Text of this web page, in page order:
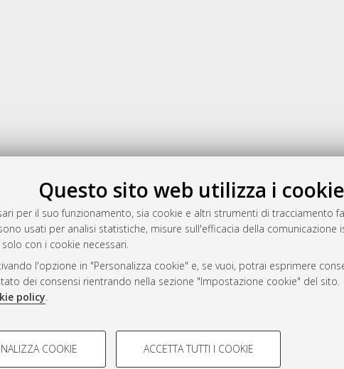
Questo sito web utilizza i cookie
per il suo funzionamento, sia cookie e altri strumenti di tracciamento
usati per analisi statistiche, misure sull'efficacia della
con i cookie necessari.
l'opzione in "Personalizza cookie" e, se vuoi, potrai esprimere
dei consensi rientrando nella sezione "Impostazione cookie" del sito.
policy.
COOKIE TECNICI -
COOKIE ACCETTA TUTTI I COOKIE
Gestione del documento:
Laurea
implementato e gestito da
Cookie
sulla privacy
d’uso del sito